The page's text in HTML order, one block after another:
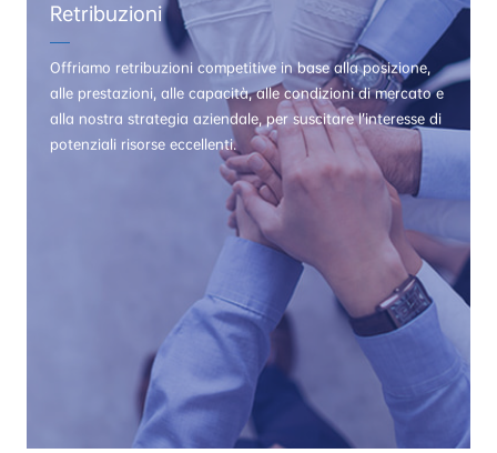
Retribuzioni
Offriamo retribuzioni competitive in base alla posizione,
alle prestazioni, alle capacità, alle condizioni di mercato e
alla nostra strategia aziendale, per suscitare l’interesse di
potenziali risorse eccellenti.